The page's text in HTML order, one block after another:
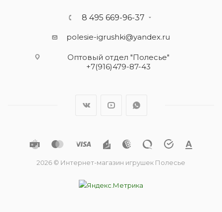
8 495 669-96-37
polesie-igrushki@yandex.ru
Оптовый отдел "Полесье"
+7(916)479-87-43
2026 © Интернет-магазин игрушек Полесье